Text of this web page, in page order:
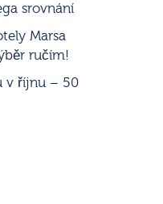
srovnání
Marsa
ručím!
v říjnu – 50